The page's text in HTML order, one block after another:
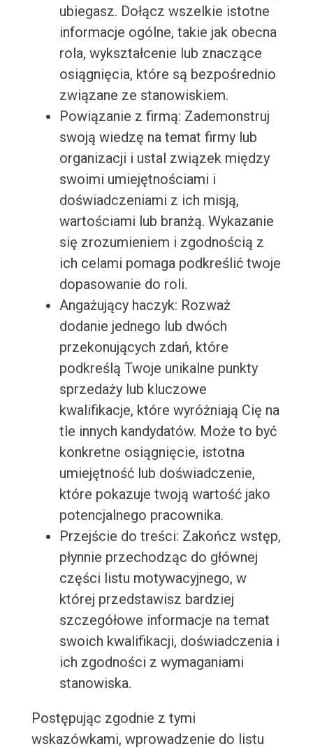
ubiegasz. Dołącz wszelkie istotne
informacje ogólne, takie jak obecna
rola, wykształcenie lub znaczące
osiągnięcia, które są bezpośrednio
związane ze stanowiskiem.
Powiązanie z firmą: Zademonstruj
swoją wiedzę na temat firmy lub
organizacji i ustal związek między
swoimi umiejętnościami i
doświadczeniami z ich misją,
wartościami lub branżą. Wykazanie
się zrozumieniem i zgodnością z
ich celami pomaga podkreślić twoje
dopasowanie do roli.
Angażujący haczyk: Rozważ
dodanie jednego lub dwóch
przekonujących zdań, które
podkreślą Twoje unikalne punkty
sprzedaży lub kluczowe
kwalifikacje, które wyróżniają Cię na
tle innych kandydatów. Może to być
konkretne osiągnięcie, istotna
umiejętność lub doświadczenie,
które pokazuje twoją wartość jako
potencjalnego pracownika.
Przejście do treści: Zakończ wstęp,
płynnie przechodząc do głównej
części listu motywacyjnego, w
której przedstawisz bardziej
szczegółowe informacje na temat
swoich kwalifikacji, doświadczenia i
ich zgodności z wymaganiami
stanowiska.
Postępując zgodnie z tymi
wskazówkami, wprowadzenie do listu